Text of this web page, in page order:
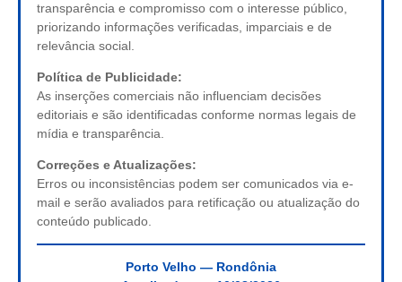
transparência e compromisso com o interesse público,
priorizando informações verificadas, imparciais e de
relevância social.
Política de Publicidade:
As inserções comerciais não influenciam decisões
editoriais e são identificadas conforme normas legais de
mídia e transparência.
Correções e Atualizações:
Erros ou inconsistências podem ser comunicados via e-
mail e serão avaliados para retificação ou atualização do
conteúdo publicado.
Porto Velho — Rondônia